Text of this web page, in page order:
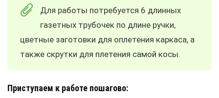
Для работы потребуется 6 длинных
газетных трубочек по длине ручки,
цветные заготовки для оплетения каркаса, а
также скрутки для плетения самой косы.
Приступаем к работе пошагово: